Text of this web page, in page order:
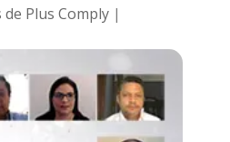
de Plus Comply |